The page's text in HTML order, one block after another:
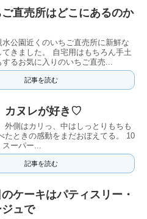
直売所はどこにあるのか
公園近くのいちご直売所に新鮮な
てきました。 自宅用はもちろん手土
するお気に入りのいちご直売...
記事を読む
ヌレが好き♡
外側はカリっ、中はしっとりもちも
たときの感動をまだおぼえてる。 10
スーパー...
記事を読む
ケーキはパティスリー・
ュで